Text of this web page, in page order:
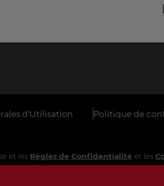
d'Utilisation Politique de
et les Règles de Confidentialité et les